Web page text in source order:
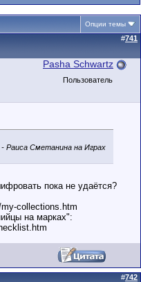
Опции темы
#741
Pasha Schwartz
Пользователь
Раиса Сметанина на Играх
пока не удаётся?
collections.htm
на марках":
#742